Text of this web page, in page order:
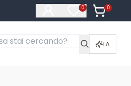
0
Articoli nella
0
Articoli
IA